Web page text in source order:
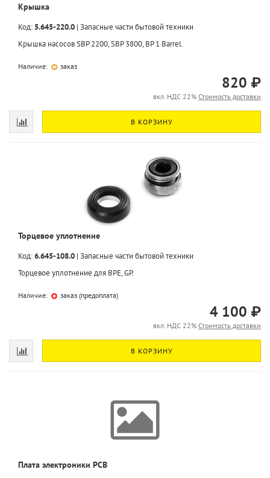
Крышка
Код: 5.645-220.0 | Запасные части бытовой техники
Крышка насосов SBP 2200, SBP 3800, BP 1 Barrel.
Наличие: заказ
820 ₽
вкл. НДС 22% Стоимость доставки
В КОРЗИНУ
Торцевое уплотнение
Код:6.645-108.0 | Запасные части бытовой техники
Торцевое уплотнение для BPE, GP.
Наличие: заказ (предоплата)
4 100 ₽
вкл. НДС 22% Стоимость доставки
В КОРЗИНУ
Плата электроники PCB